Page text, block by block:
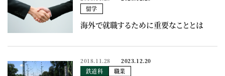
留学
海外で就職するために重要なこととは
2018.11.28 2023.12.20
鉄道科 職業